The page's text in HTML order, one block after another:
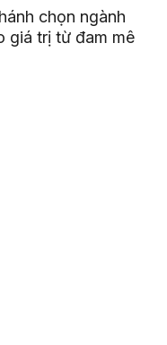
chọn ngành
giá trị từ đam mê